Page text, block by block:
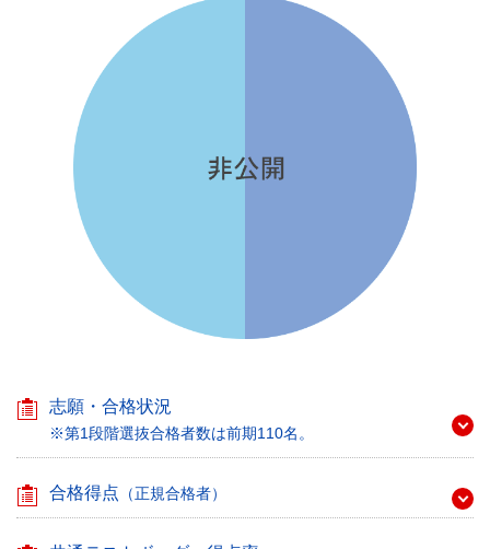
志願・合格状況
※第1段階選抜合格者数は前期110名。
合格得点 （正規合格者）